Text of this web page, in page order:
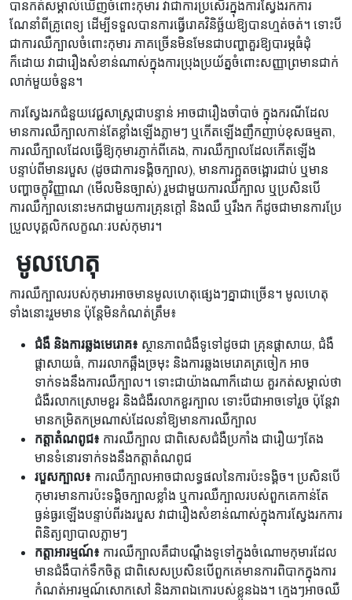
បានកត់សម្គាល់ឃើញចំពោះកុមារ វាជាការប្រសើរក្នុងការស្វែងរកការ
ណែនាំពីគ្រូពេទ្យ ដើម្បីទទួលបានការធ្វើរោគវិនិច្ឆ័យឱ្យបានហ្មត់ចត់។ ទោះបី
ជាការឈឺក្បាលចំពោះកុមារ ភាគច្រើនមិនមែនជាបញ្ហាគួរឱ្យបារម្ភធំដុំ
ក៏ដោយ វាជារឿងសំខាន់ណាស់ក្នុងការប្រុងប្រយ័ត្នចំពោះសញ្ញាព្រមានជាក់
លាក់មួយចំនួន។
ការស្វែងរកជំនួយវេជ្ជសាស្ត្រជាបន្ទាន់ អាចជារឿងចាំបាច់ ក្នុងករណីដែល
មានការឈឺក្បាលកាន់តែខ្លាំងឡើងភ្លាមៗ ឬកើតឡើងញឹកញាប់ខុសធម្មតា,
ការឈឺក្បាលដែលធ្វើឱ្យកុមារភ្ញាក់ពីគេង, ការឈឺក្បាលដែលកើតឡើង
បន្ទាប់ពីមានរបួស (ដូចជាការទង្គិចក្បាល), មានការក្អួតចង្អោរជាប់ ឬមាន
បញ្ហាចក្ខុវិញ្ញាណ (មើលមិនច្បាស់) រួមជាមួយការឈឺក្បាល ឬប្រសិនបើ
ការឈឺក្បាលនោះមកជាមួយការគ្រុនក្តៅ និងឈឺ ឬរឹងក ក៏ដូចជាមានការប្រែ
ប្រួលបុគ្គលិកលក្ខណៈរបស់កុមារ។
​​ មូលហេតុ
ការឈឺក្បាលរបស់កុមារអាចមានមូលហេតុផ្សេងៗគ្នាជាច្រើន។ មូលហេតុ
ទាំងនោះរួមមាន ប៉ុន្តែមិនកំណត់ត្រឹម៖
ជំងឺ និងការឆ្លងមេរោគ៖ ស្ថានភាពជំងឺទូទៅដូចជា គ្រុនផ្តាសាយ, ជំងឺ
ផ្តាសាយធំ, ការរលាកឆ្អឹងច្រមុះ និងការឆ្លងមេរោគត្រចៀក អាច
ទាក់ទងនឹងការឈឺក្បាល។ ទោះជាយ៉ាងណាក៏ដោយ គួរកត់សម្គាល់ថា
ជំងឺរលាកស្រោមខួរ និងជំងឺរលាកខួរក្បាល ទោះបីជាអាចទៅរួច ប៉ុន្តែវា
មានកម្រិតកម្រណាស់ដែលនាំឱ្យមានការឈឺក្បាល
កត្តាតំណពូជ៖ ការឈឺក្បាល ជាពិសេសជំងឺប្រកាំង ជារឿយៗតែង
មានទំនោរទាក់ទងនឹងកត្តាតំណពូជ
របួសក្បាល៖ ការឈឺក្បាលអាចជាលទ្ធផលនៃការប៉ះទង្គិច។ ប្រសិនបើ
កុមារមានការប៉ះទង្គិចក្បាលខ្លាំង ឬការឈឺក្បាលរបស់ពួកគេកាន់តែ
ធ្ងន់ធ្ងរឡើងបន្ទាប់ពីរងរបួស វាជារឿងសំខាន់ណាស់ក្នុងការស្វែងរកការ
ពិនិត្យព្យាបាលភ្លាមៗ
កត្តាអារម្មណ៍៖ ការឈឺក្បាលគឺជាបណ្តឹងទូទៅក្នុងចំណោមកុមារដែល
មានជំងឺបាក់ទឹកចិត្ត ជាពិសេសប្រសិនបើពួកគេមានការពិបាកក្នុងការ
កំណត់អារម្មណ៍សោកសៅ និងភាពឯកោរបស់ខ្លួនឯង។ ក្មេងៗអាចឈឺ